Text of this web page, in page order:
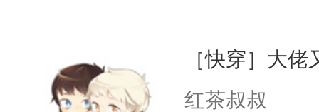
［快穿］大
红茶叔叔